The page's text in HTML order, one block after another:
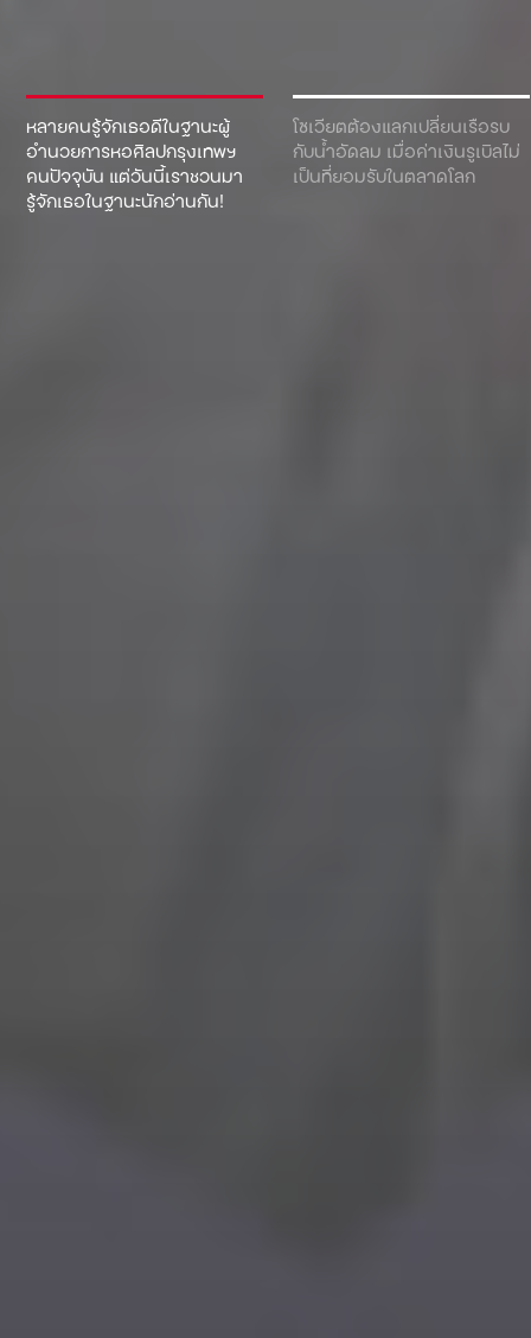
หลายคนรู้จักเธอดีในฐานะผู้
อำนวยการหอศิลปกรุงเทพฯ
คนปัจจุบัน แต่วันนี้เราชวนมา
รู้จักเธอในฐานะนักอ่านกัน!
โซเวียตต้องแลกเปลี่ยนเรือรบ
กับน้ำอัดลม เมื่อค่าเงินรูเบิลไม่
เป็นที่ยอมรับในตลาดโลก